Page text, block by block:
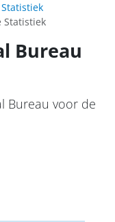
Statistiek
Bureau
Bureau voor de